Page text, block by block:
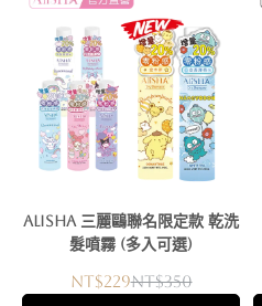
AliSHA 三麗鷗聯名限定款 乾洗
髮噴霧 (多入可選)
NT$229NT$350